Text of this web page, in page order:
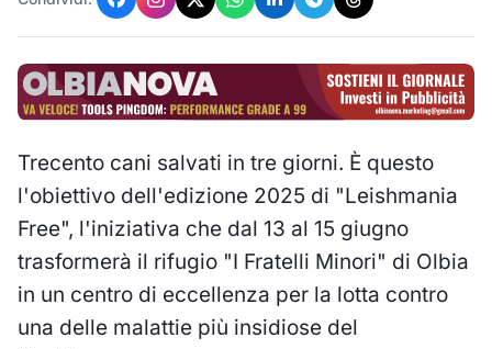
Trecento cani salvati in tre giorni. È questo
l'obiettivo dell'edizione 2025 di "Leishmania
Free", l'iniziativa che dal 13 al 15 giugno
trasformerà il rifugio "I Fratelli Minori" di Olbia
in un centro di eccellenza per la lotta contro
una delle malattie più insidiose del